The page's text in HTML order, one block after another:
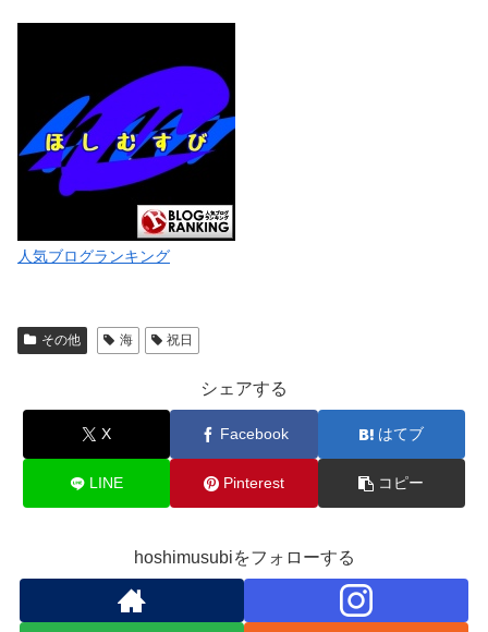
人気ブログランキング
その他 海 祝日
シェアする
X Facebook はてブ
LINE Pinterest コピー
hoshimusubiをフォローする